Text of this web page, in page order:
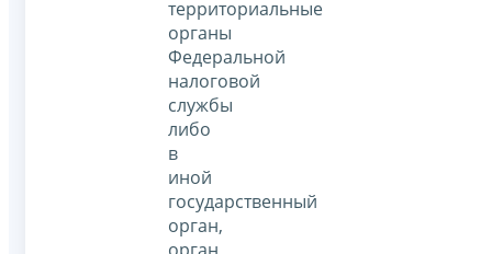
территориальные
органы
Федеральной
налоговой
службы
либо
в
иной
государственный
орган,